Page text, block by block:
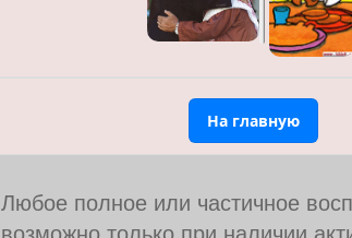
На главную
Любое полное или частичное